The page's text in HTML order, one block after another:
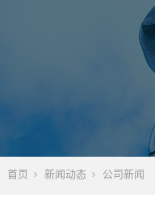
首页 新闻动态 公司新闻